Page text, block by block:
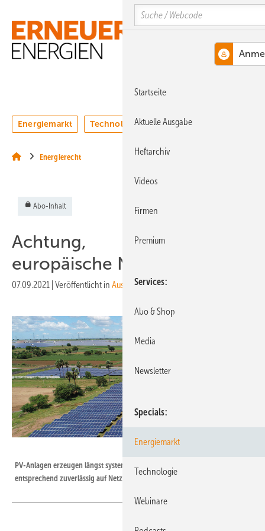
Hauptinhalt
Hauptmenü
SiteSearch
MENÜ
Energiemarkt Technologie Webinare
Energierecht
Abo-Inhalt
Achtung,
europäische
07.09.2021 Veröffentlicht in Ausgabe 06-2021
PV-Anlagen erzeugen längst systemrelevante Strommengen und müssen
entsprechend zuverlässig auf Netzprobleme reagieren.
Search
Startseite
Aktuelle Ausgabe
Heftarchiv
Videos
Firmen
Premium
Services
Abo & Shop
Media
Newsletter
Specials
Energiemarkt
Technologie
Webinare